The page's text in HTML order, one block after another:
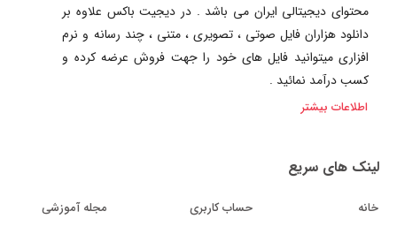
محتوای دیجیتالی ایران می باشد . در دیجیت باکس علاوه بر
دانلود هزاران فایل صوتی ، تصویری ، متنی ، چند رسانه و نرم
افزاری میتوانید فایل های خود را جهت فروش عرضه کرده و
کسب درآمد نمائید .
اطلاعات بیشتر
لینک های سریع
خانه حساب کاربری مجله آموزشی